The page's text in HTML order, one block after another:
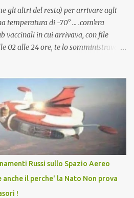
gli altri del resto) per arrivare agli
temperatura di -70° ... .com'era
vaccinali in cui arrivava, con file
02 alle 24 ore, te lo somministravano
era "spettacolare Ghiacciato, ma
Ambiente"! Riproponiamo
Russi sullo Spazio Aereo
anche il perche' la Nato Non prova
!